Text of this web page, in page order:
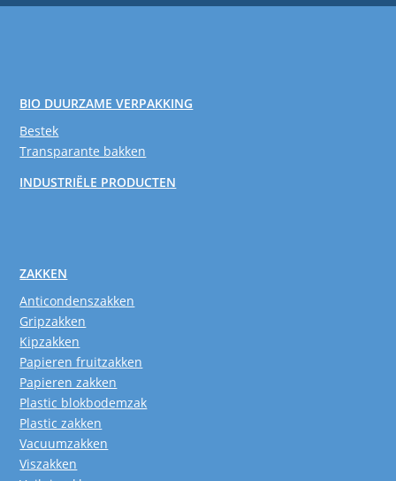
BIO DUURZAME VERPAKKING
Bestek
Transparante bakken
INDUSTRIËLE PRODUCTEN
ZAKKEN
Anticondenszakken
Gripzakken
Kipzakken
Papieren fruitzakken
Papieren zakken
Plastic blokbodemzak
Plastic zakken
Vacuumzakken
Viszakken